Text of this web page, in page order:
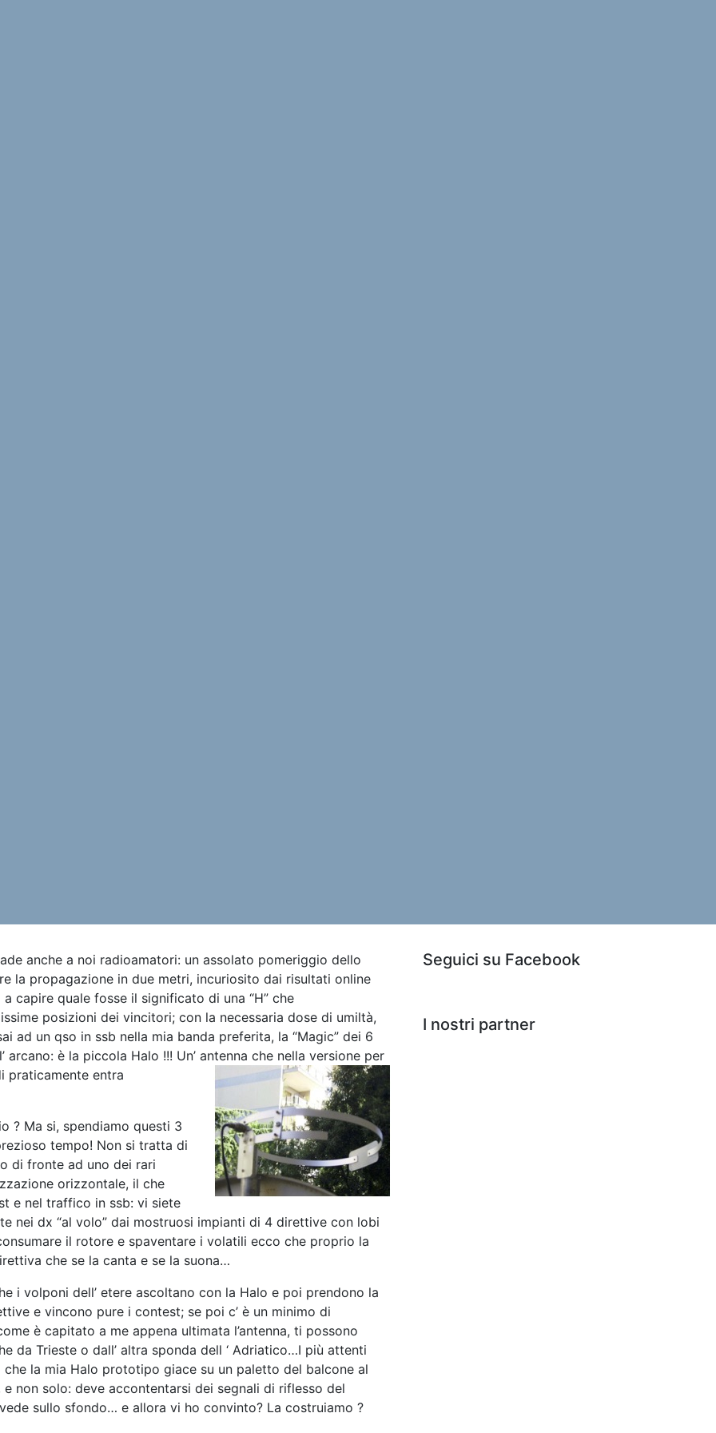
anche a noi radioamatori: un assolato pomeriggio dello
la propagazione in due metri, incuriosito dai risultati online
capire quale fosse il significato di una “H” che
posizioni dei vincitori; con la necessaria dose di umiltà,
ad un qso in ssb nella mia banda preferita, la “Magic” dei 6
è la piccola Halo !!! Un’ antenna che nella versione per
praticamente entra
? Ma si, spendiamo questi 3
tempo! Non si tratta di
di fronte ad uno dei rari
orizzontale, il che
e nel traffico in ssb: vi siete
nei dx “al volo” dai mostruosi impianti di 4 direttive con lobi
il rotore e spaventare i volatili ecco che proprio la
che se la canta e se la suona…
i volponi dell’ etere ascoltano con la Halo e poi prendono la
e vincono pure i contest; se poi c’ è un minimo di
è capitato a me appena ultimata l’antenna, ti possono
da Trieste o dall’ altra sponda dell ‘ Adriatico…I più attenti
la mia Halo prototipo giace su un paletto del balcone al
e non solo: deve accontentarsi dei segnali di riflesso del
sullo sfondo… e allora vi ho convinto? La costruiamo ?
Seguici su Facebook
I nostri partner